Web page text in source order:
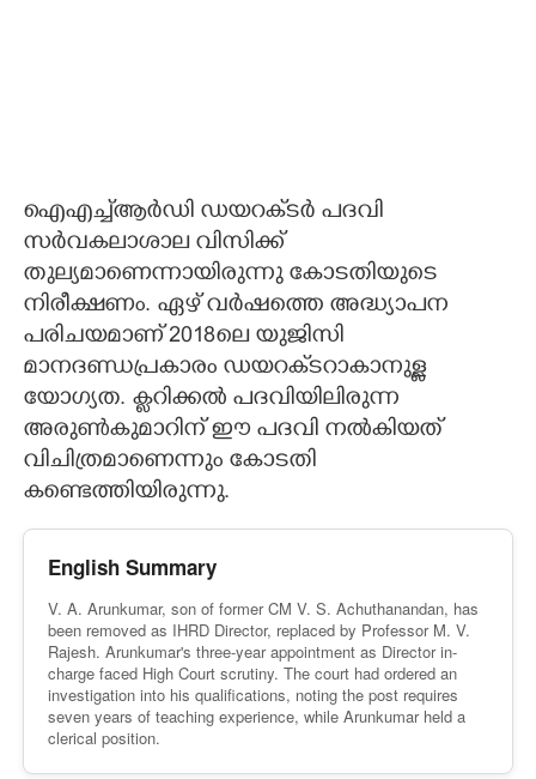
ഐഎച്ച്‌ആർഡി ഡയറക്‌ടർ പദവി
സർവകലാശാല വിസിക്ക്
തുല്യമാണെന്നായിരുന്നു കോടതിയുടെ
നിരീക്ഷണം. ഏഴ് വർഷത്തെ അദ്ധ്യാപന
പരിചയമാണ് 2018ലെ യുജിസി
മാനദണ്ഡപ്രകാരം ഡയറക്‌ടറാകാനുള്ള
യോഗ്യത. ക്ലറിക്കൽ പദവിയിലിരുന്ന
അരുൺകുമാറിന് ഈ പദവി നൽകിയത്
വിചിത്രമാണെന്നും കോടതി
കണ്ടെത്തിയിരുന്നു.
English Summary
V. A. Arunkumar, son of former CM V. S. Achuthanandan, has
been removed as IHRD Director, replaced by Professor M. V.
Rajesh. Arunkumar's three-year appointment as Director in-
charge faced High Court scrutiny. The court had ordered an
investigation into his qualifications, noting the post requires
seven years of teaching experience, while Arunkumar held a
clerical position.